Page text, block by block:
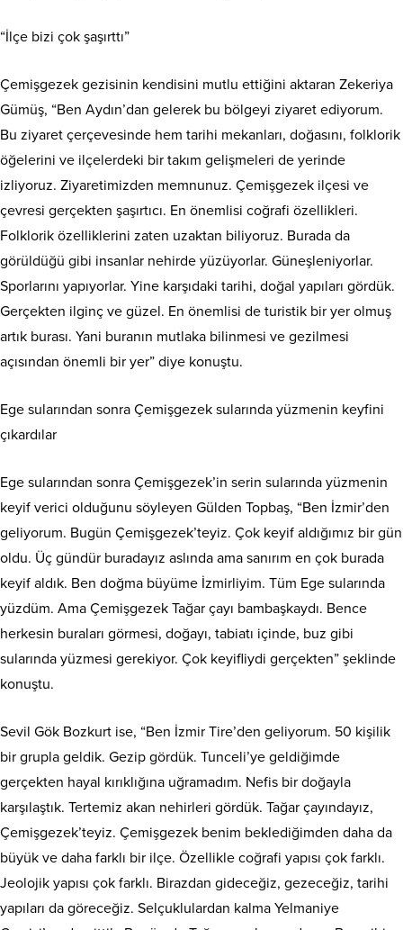
“İlçe bizi çok şaşırttı”
Çemişgezek gezisinin kendisini mutlu ettiğini aktaran Zekeriya
Gümüş, “Ben Aydın’dan gelerek bu bölgeyi ziyaret ediyorum.
Bu ziyaret çerçevesinde hem tarihi mekanları, doğasını, folklorik
öğelerini ve ilçelerdeki bir takım gelişmeleri de yerinde
izliyoruz. Ziyaretimizden memnunuz. Çemişgezek ilçesi ve
çevresi gerçekten şaşırtıcı. En önemlisi coğrafi özellikleri.
Folklorik özelliklerini zaten uzaktan biliyoruz. Burada da
görüldüğü gibi insanlar nehirde yüzüyorlar. Güneşleniyorlar.
Sporlarını yapıyorlar. Yine karşıdaki tarihi, doğal yapıları gördük.
Gerçekten ilginç ve güzel. En önemlisi de turistik bir yer olmuş
artık burası. Yani buranın mutlaka bilinmesi ve gezilmesi
açısından önemli bir yer” diye konuştu.
Ege sularından sonra Çemişgezek sularında yüzmenin keyfini
çıkardılar
Ege sularından sonra Çemişgezek’in serin sularında yüzmenin
keyif verici olduğunu söyleyen Gülden Topbaş, “Ben İzmir’den
geliyorum. Bugün Çemişgezek’teyiz. Çok keyif aldığımız bir gün
oldu. Üç gündür buradayız aslında ama sanırım en çok burada
keyif aldık. Ben doğma büyüme İzmirliyim. Tüm Ege sularında
yüzdüm. Ama Çemişgezek Tağar çayı bambaşkaydı. Bence
herkesin buraları görmesi, doğayı, tabiatı içinde, buz gibi
sularında yüzmesi gerekiyor. Çok keyifliydi gerçekten” şeklinde
konuştu.
Sevil Gök Bozkurt ise, “Ben İzmir Tire’den geliyorum. 50 kişilik
bir grupla geldik. Gezip gördük. Tunceli’ye geldiğimde
gerçekten hayal kırıklığına uğramadım. Nefis bir doğayla
karşılaştık. Tertemiz akan nehirleri gördük. Tağar çayındayız,
Çemişgezek’teyiz. Çemişgezek benim beklediğimden daha da
büyük ve daha farklı bir ilçe. Özellikle coğrafi yapısı çok farklı.
Jeolojik yapısı çok farklı. Birazdan gideceğiz, gezeceğiz, tarihi
yapıları da göreceğiz. Selçuklulardan kalma Yelmaniye